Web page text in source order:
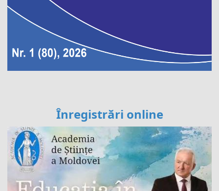
Înregistrări online